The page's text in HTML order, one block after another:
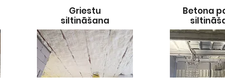
Griestu
siltināšana
Betona